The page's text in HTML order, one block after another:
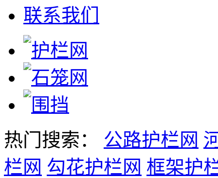
联系我们
热门搜索： 公路护栏网
栏网 勾花护栏网 框架护